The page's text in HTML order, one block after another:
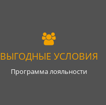
ВЫГОДНЫЕ УСЛОВИЯ
Программа лояльности